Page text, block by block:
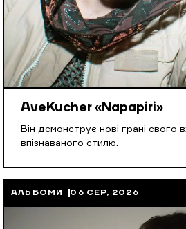
AveKucher «Napapiri»
Він демонструє нові грані свого
впізнаваного стилю.
АЛЬБОМИ 06 СЕР, 2026